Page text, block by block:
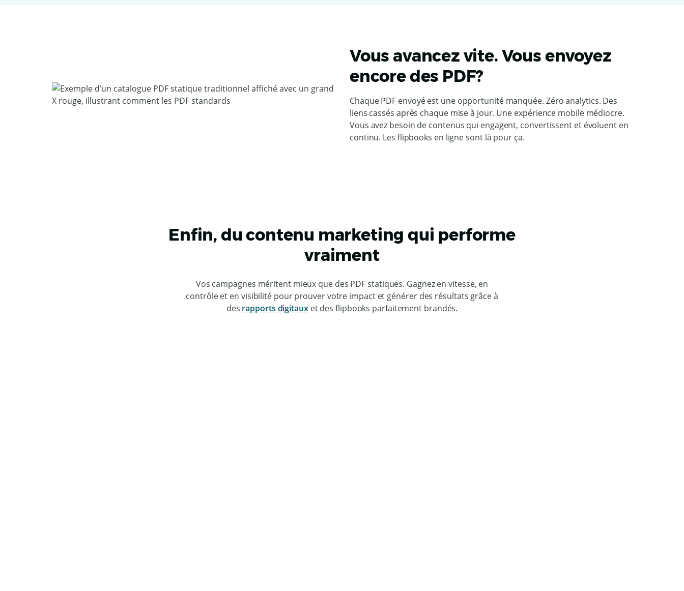
Vous avancez vite. Vous envoyez
encore des PDF?
Chaque PDF envoyé est une opportunité manquée. Zéro analytics. Des
liens cassés après chaque mise à jour. Une expérience mobile médiocre.
Vous avez besoin de contenus qui engagent, convertissent et évoluent en
continu. Les flipbooks en ligne sont là pour ça.
Enfin, du contenu marketing qui performe
vraiment
Vos campagnes méritent mieux que des PDF statiques. Gagnez en vitesse, en
contrôle et en visibilité pour prouver votre impact et générer des résultats grâce à
des rapports digitauxet des flipbooks parfaitement brandés.